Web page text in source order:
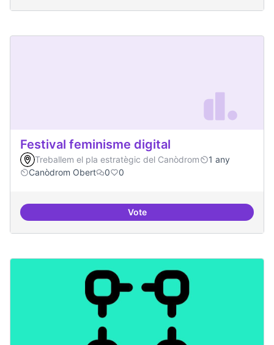
Festival feminisme digital
Treballem el pla estratègic del Canòdrom
1 any
Canòdrom Obert
0 0
VoteFestival feminisme digital